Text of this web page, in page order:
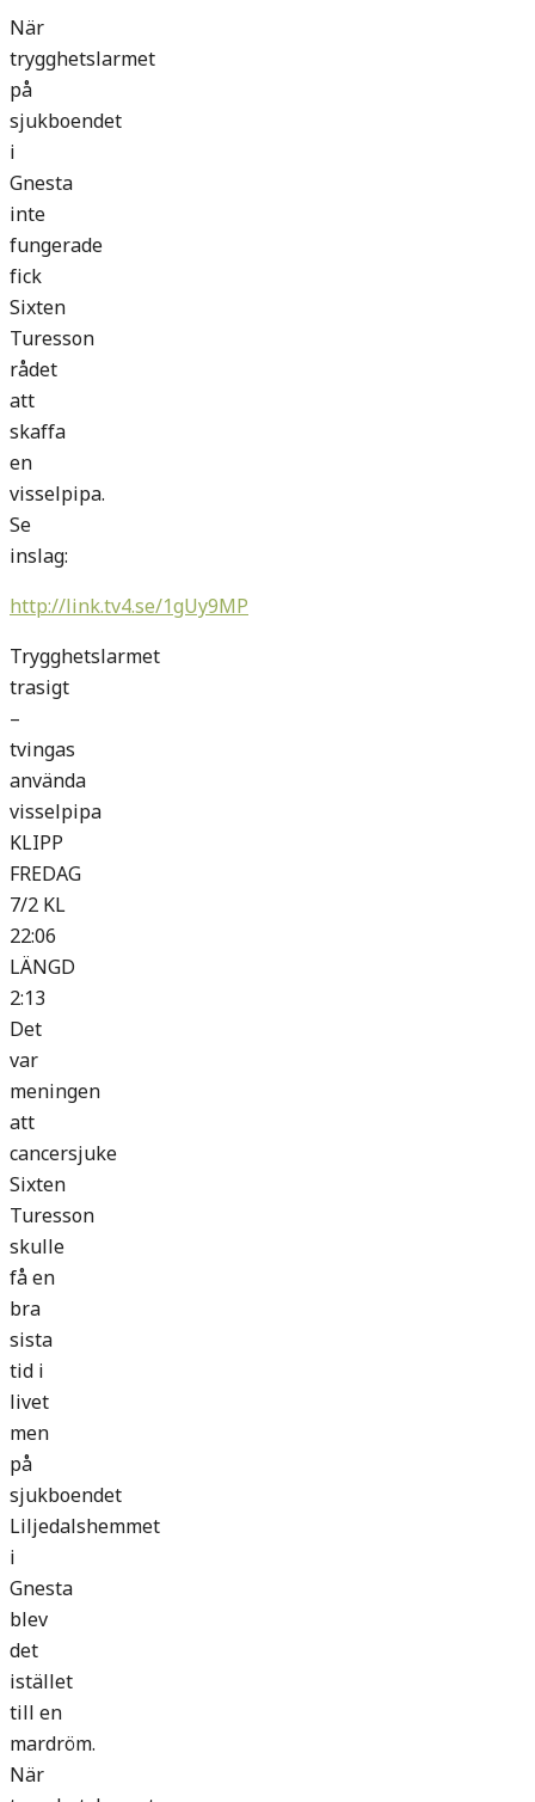
När
trygghetslarmet
på
sjukboendet
i
Gnesta
inte
fungerade
fick
Sixten
Turesson
rådet
att
skaffa
en
visselpipa.
Se
inslag:
http://link.tv4.se/1gUy9MP
Trygghetslarmet
trasigt
–
tvingas
använda
visselpipa
KLIPP
FREDAG
7/2 KL
22:06
LÄNGD
2:13
Det
var
meningen
att
cancersjuke
Sixten
Turesson
skulle
få en
bra
sista
tid i
livet
men
på
sjukboendet
Liljedalshemmet
i
Gnesta
blev
det
istället
till en
mardröm.
När